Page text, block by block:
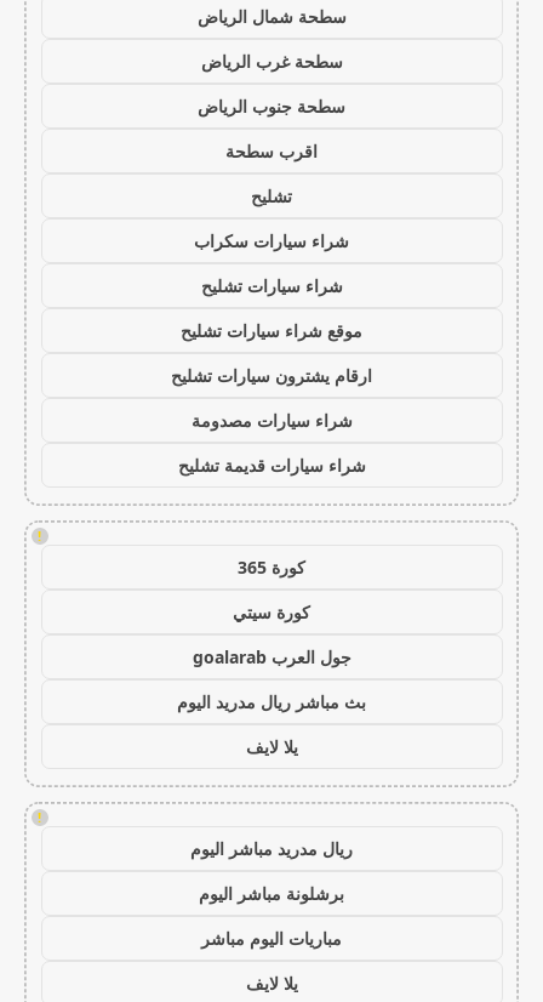
سطحة شمال الرياض
سطحة غرب الرياض
سطحة جنوب الرياض
اقرب سطحة
تشليح
شراء سيارات سكراب
شراء سيارات تشليح
موقع شراء سيارات تشليح
ارقام يشترون سيارات تشليح
شراء سيارات مصدومة
شراء سيارات قديمة تشليح
!
كورة 365
كورة سيتي
جول العرب goalarab
بث مباشر ريال مدريد اليوم
يلا لايف
!
ريال مدريد مباشر اليوم
برشلونة مباشر اليوم
مباريات اليوم مباشر
يلا لايف